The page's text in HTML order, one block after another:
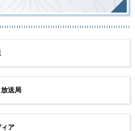
送局
ア